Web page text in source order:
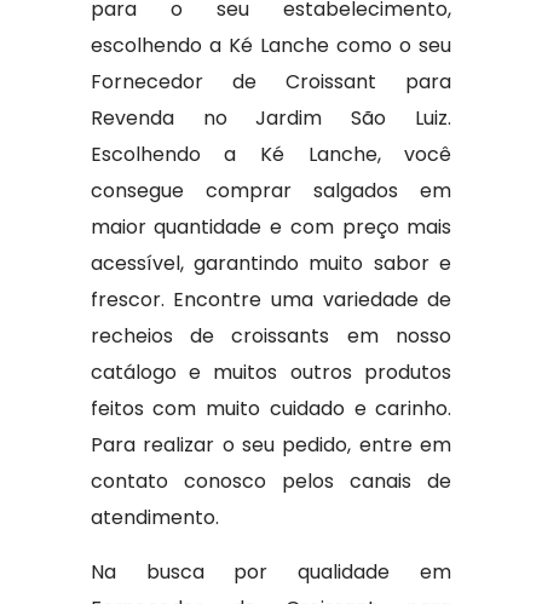
para o seu estabelecimento,
escolhendo a Ké Lanche como o seu
Fornecedor de Croissant para
Revenda no Jardim São Luiz.
Escolhendo a Ké Lanche, você
consegue comprar salgados em
maior quantidade e com preço mais
acessível, garantindo muito sabor e
frescor. Encontre uma variedade de
recheios de croissants em nosso
catálogo e muitos outros produtos
feitos com muito cuidado e carinho.
Para realizar o seu pedido, entre em
contato conosco pelos canais de
atendimento.
Na busca por qualidade em